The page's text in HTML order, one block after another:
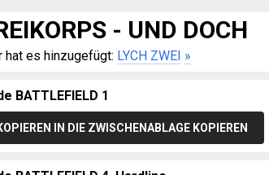
- UND DOCH
hat es hinzugefügt: LYCH ZWEI »
BATTLEFIELD 1
IN DIE ZWISCHENABLAGE KOPIEREN